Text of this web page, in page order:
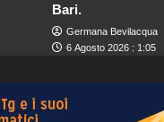
Bari.
Germana Bevilacqua
6 Agosto 2026 : 1:05